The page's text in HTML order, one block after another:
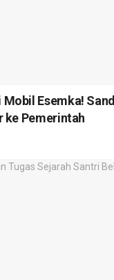
Esemka!
ke Pemerintah